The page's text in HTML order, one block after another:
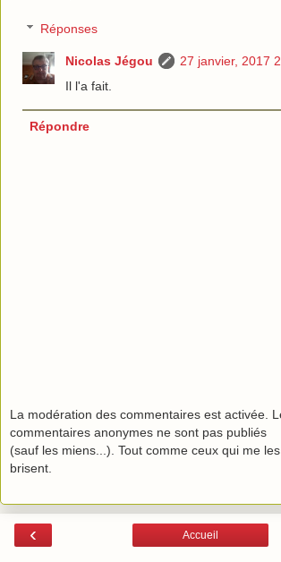
Réponses
Nicolas Jégou
27 janvier, 2017
Il l'a fait.
Répondre
La modération des commentaires est activée.
commentaires anonymes ne sont pas publiés
(sauf les miens...). Tout comme ceux qui me les
brisent.
‹ Accueil